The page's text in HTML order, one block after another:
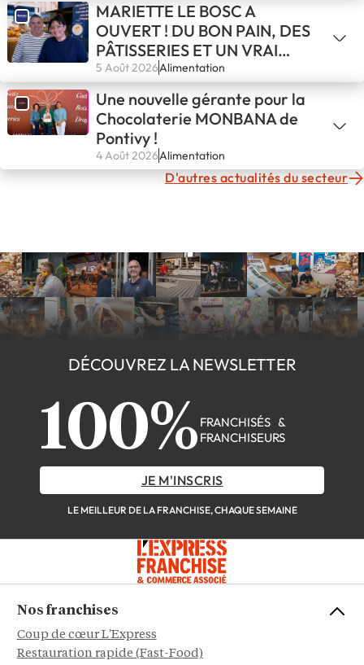
MARIETTE LE BOSC A
OUVERT ! DU BON PAIN, DES
PÂTISSERIES ET UN VRAI
COFFEE SHOP À DEUX PAS
DU LAC DU SALAGOU
5 Août 2026Alimentation
Une nouvelle gérante pour la
Chocolaterie MONBANA de
Pontivy !
4 Août 2026Alimentation
D'autres actualités du secteur
DÉCOUVREZ LA NEWSLETTER
100% FRANCHISÉS &
FRANCHISEURS
JE M'INSCRIS
LE MEILLEUR DE LA FRANCHISE, CHAQUE SEMAINE
Nos franchises
Coup de cœur L'Express
Restauration rapide (Fast-Food)